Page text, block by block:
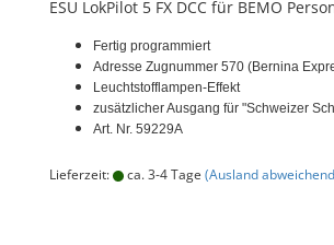
ESU LokPilot 5 FX DCC für BEMO
Fertig programmiert
Adresse Zugnummer 570 (Bernina
Leuchtstofflampen-Effekt
zusätzlicher Ausgang für "Schweizer
Art. Nr. 59229A
Lieferzeit: ca. 3-4 Tage (Ausland